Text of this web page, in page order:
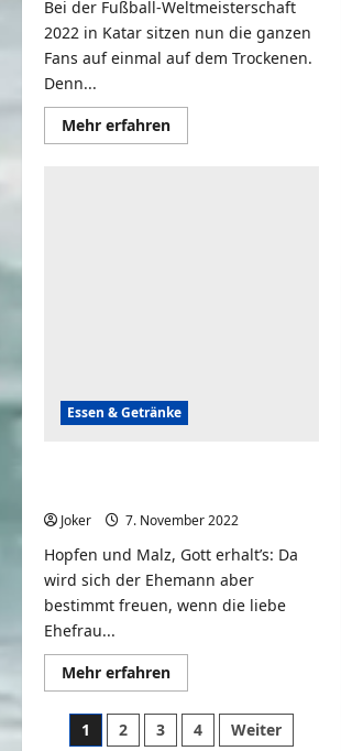
Bei der Fußball-Weltmeisterschaft
2022 in Katar sitzen nun die ganzen
Fans auf einmal auf dem Trockenen.
Denn...
Mehr erfahrenMehr
Informationen
Essen & Getränke
Joker 7. November 2022
Hopfen und Malz, Gott erhalt’s: Da
wird sich der Ehemann aber
bestimmt freuen, wenn die liebe
Ehefrau...
Mehr erfahrenMehr
Informationen
Nichts
geht
Seitennummerierung
1 2 3 4 Weiter